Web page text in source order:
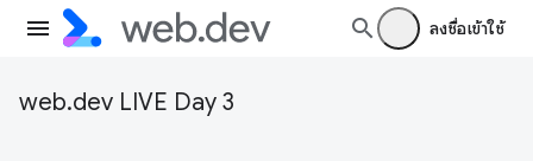
ลงชื่อเข้าใช้
web.dev LIVE Day 3